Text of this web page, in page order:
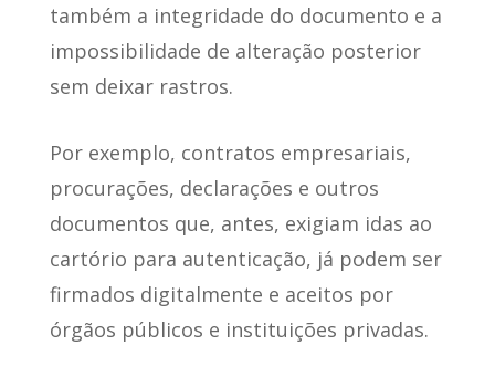
também a integridade do documento e a
impossibilidade de alteração posterior
sem deixar rastros.
Por exemplo, contratos empresariais,
procurações, declarações e outros
documentos que, antes, exigiam idas ao
cartório para autenticação, já podem ser
firmados digitalmente e aceitos por
órgãos públicos e instituições privadas.